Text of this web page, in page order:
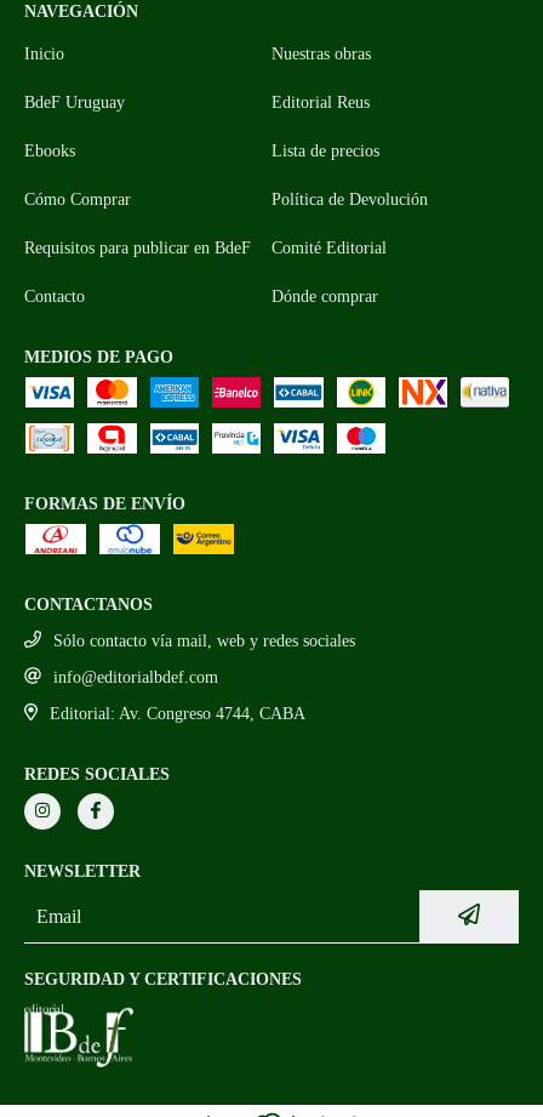
NAVEGACIÓN
Inicio Nuestras obras
BdeF Uruguay Editorial Reus
Ebooks Lista de precios
Cómo Comprar Política de Devolución
Requisitos para publicar en BdeF Comité Editorial
Contacto Dónde comprar
MEDIOS DE PAGO
FORMAS DE ENVÍO
CONTACTANOS
Sólo contacto vía mail, web y redes sociales
info@editorialbdef.com
Editorial: Av. Congreso 4744, CABA
REDES SOCIALES
NEWSLETTER
SEGURIDAD Y CERTIFICACIONES